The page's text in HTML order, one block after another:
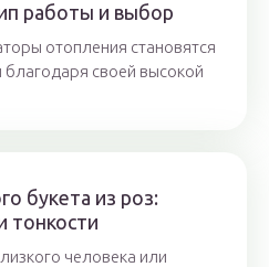
работы и выбор
отопления становятся
своей высокой
букета из роз:
тонкости
человека или